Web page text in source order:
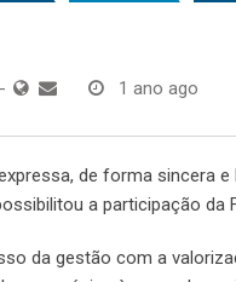
- 1 ano ago
de forma sincera
a participação
da gestão com a